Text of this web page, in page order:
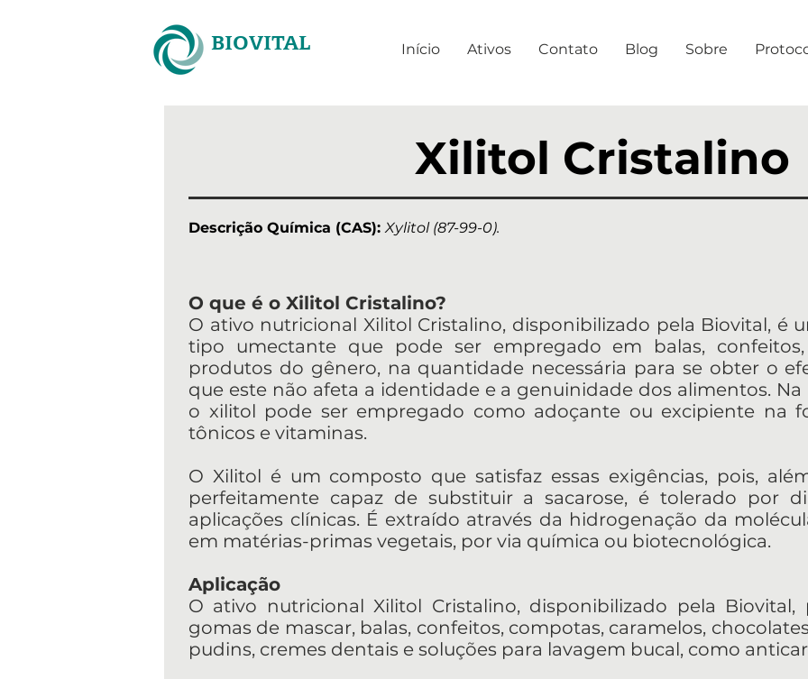
BIOVITAL Início Ativos Contato Blog Sobre
Xilitol Cristalino
Descrição Química (CAS):Xylitol (87-99-0).
O que é o Xilitol Cristalino?
O ativo nutricional Xilitol Cristalino, disponibilizado pela Biovital, é
tipo umectante que pode ser empregado em balas,
produtos do gênero, na quantidade necessária para se obter o
que este não afeta a identidade e a genuinidade dos alimentos.
o xilitol pode ser empregado como adoçante ou excipiente na
tônicos e vitaminas.
O Xilitol é um composto que satisfaz essas exigências, pois,
perfeitamente capaz de substituir a sacarose, é tolerado por
aplicações clínicas. É extraído através da hidrogenação da
em matérias-primas vegetais, por via química ou biotecnológica.
Aplicação
O ativo nutricional Xilitol Cristalino, disponibilizado pela
gomas de mascar, balas, confeitos, compotas, caramelos,
pudins, cremes dentais e soluções para lavagem bucal, como